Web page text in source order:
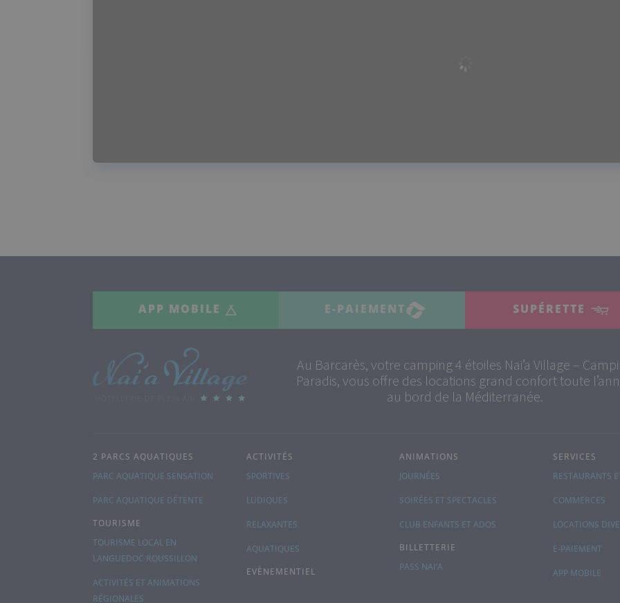
APP MOBILE E-PAIEMENT SUPÉRETTE
Au Barcarès, votre camping 4 étoiles Nai’a Village –
Paradis, vous offre des locations grand confort toute
au bord de la Méditerranée.
2 PARCS AQUATIQUES
PARC AQUATIQUE SENSATION
PARC AQUATIQUE DÉTENTE
TOURISME
TOURISME LOCAL EN
LANGUEDOC ROUSSILLON
ACTIVITÉS ET ANIMATIONS
RÉGIONALES
ACTIVITÉS
SPORTIVES
LUDIQUES
RELAXANTES
AQUATIQUES
EVÈNEMENTIEL
ANIMATIONS
JOURNÉES
SOIRÉES ET SPECTACLES
CLUB ENFANTS ET ADOS
BILLETTERIE
PASS NAI’A
SERVICES
RESTAURANTS
COMMERCES
LOCATIONS
E-PAIEMENT
APP MOBILE